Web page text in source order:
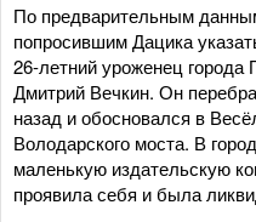
По предварительным
попросившим Дацика
26-летний уроженец города
Дмитрий Вечкин. Он
назад и обосновался в
Володарского моста. В
маленькую издательскую
проявила себя и была